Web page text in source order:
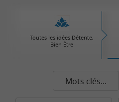
Toutes les idées Détente,
Bien Être
Mots clés...